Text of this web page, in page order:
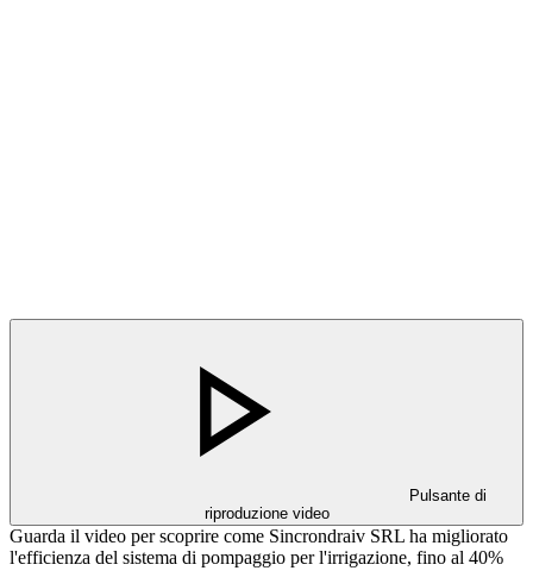
Pulsante di
riproduzione video
Guarda il video per scoprire come Sincrondraiv SRL ha migliorato
l'efficienza del sistema di pompaggio per l'irrigazione, fino al 40%